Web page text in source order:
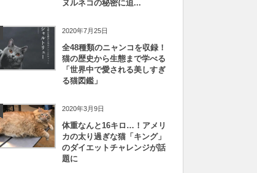
ヌルネコの秘密に迫...
2020年7月25日
全48種類のニャンコを収録！
猫の歴史から生態まで学べる
「世界中で愛される美しすぎ
る猫図鑑」
2020年3月9日
体重なんと16キロ…！アメリ
カの太り過ぎな猫「キング」
のダイエットチャレンジが話
題に